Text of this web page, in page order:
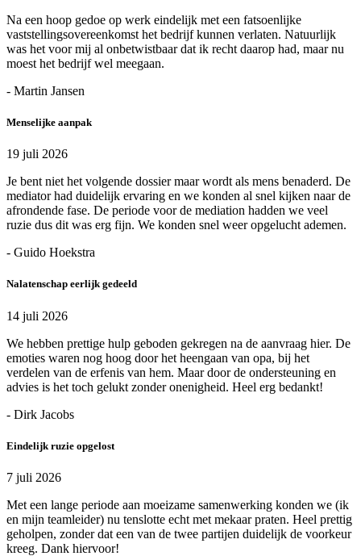
Na een hoop gedoe op werk eindelijk met een fatsoenlijke
vaststellingsovereenkomst het bedrijf kunnen verlaten. Natuurlijk
was het voor mij al onbetwistbaar dat ik recht daarop had, maar nu
moest het bedrijf wel meegaan.
- Martin Jansen
Menselijke aanpak
19 juli 2026
Je bent niet het volgende dossier maar wordt als mens benaderd. De
mediator had duidelijk ervaring en we konden al snel kijken naar de
afrondende fase. De periode voor de mediation hadden we veel
ruzie dus dit was erg fijn. We konden snel weer opgelucht ademen.
- Guido Hoekstra
Nalatenschap eerlijk gedeeld
14 juli 2026
We hebben prettige hulp geboden gekregen na de aanvraag hier. De
emoties waren nog hoog door het heengaan van opa, bij het
verdelen van de erfenis van hem. Maar door de ondersteuning en
advies is het toch gelukt zonder onenigheid. Heel erg bedankt!
- Dirk Jacobs
Eindelijk ruzie opgelost
7 juli 2026
Met een lange periode aan moeizame samenwerking konden we (ik
en mijn teamleider) nu tenslotte echt met mekaar praten. Heel prettig
geholpen, zonder dat een van de twee partijen duidelijk de voorkeur
kreeg. Dank hiervoor!